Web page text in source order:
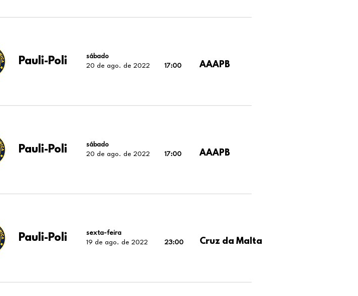
Pauli-Poli
sábado
20 de ago. de 2022
17:00 AAAPB
Pauli-Poli
sábado
20 de ago. de 2022
17:00 AAAPB
Pauli-Poli
sexta-feira
19 de ago. de 2022
23:00 Cruz da Malta